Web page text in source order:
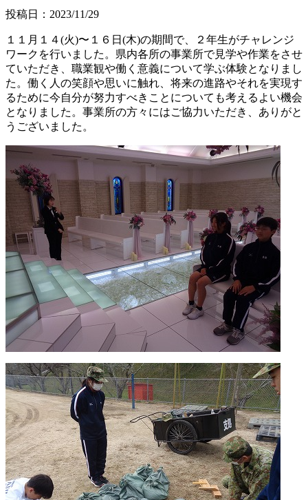
投稿日：2023/11/29
１１月１４(火)〜１６日(木)の期間で、２年生がチャレンジ
ワークを行いました。県内各所の事業所で見学や作業をさせ
ていただき、職業観や働く意義について学ぶ体験となりまし
た。働く人の笑顔や思いに触れ、将来の進路やそれを実現す
るために今自分が努力すべきことについても考えるよい機会
となりました。事業所の方々にはご協力いただき、ありがと
うございました。